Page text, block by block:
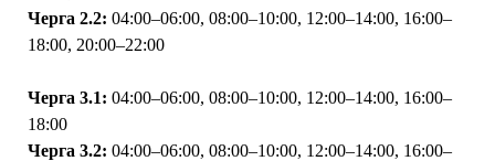
Черга 2.2: 04:00–06:00, 08:00–10:00, 12:00–14:00, 16:00–
18:00, 20:00–22:00
Черга 3.1: 04:00–06:00, 08:00–10:00, 12:00–14:00, 16:00–
18:00
Черга 3.2: 04:00–06:00, 08:00–10:00, 12:00–14:00, 16:00–